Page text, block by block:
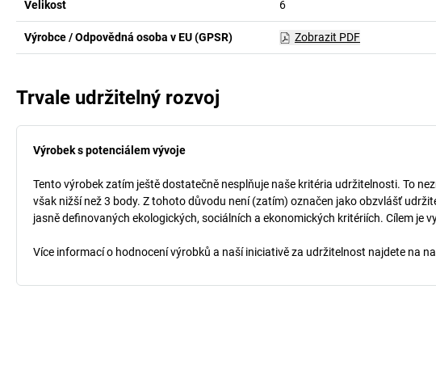
Velikost 6
Výrobce / Odpovědná osoba v EU (GPSR) Zobrazit PDF
Trvale udržitelný rozvoj
Výrobek s potenciálem vývoje
Tento výrobek zatím ještě dostatečně nesplňuje naše kritéria udržitelnosti. To
však nižší než 3 body. Z tohoto důvodu není (zatím) označen jako obzvlášť
jasně definovaných ekologických, sociálních a ekonomických kritériích. Cílem
Více informací o hodnocení výrobků a naší iniciativě za udržitelnost najdete na